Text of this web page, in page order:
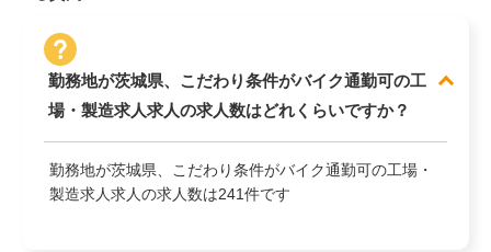
勤務地が茨城県、こだわり条件がバイク通勤可の工
場・製造求人求人の求人数はどれくらいですか？
勤務地が茨城県、こだわり条件がバイク通勤可の工場・
製造求人求人の求人数は241件です